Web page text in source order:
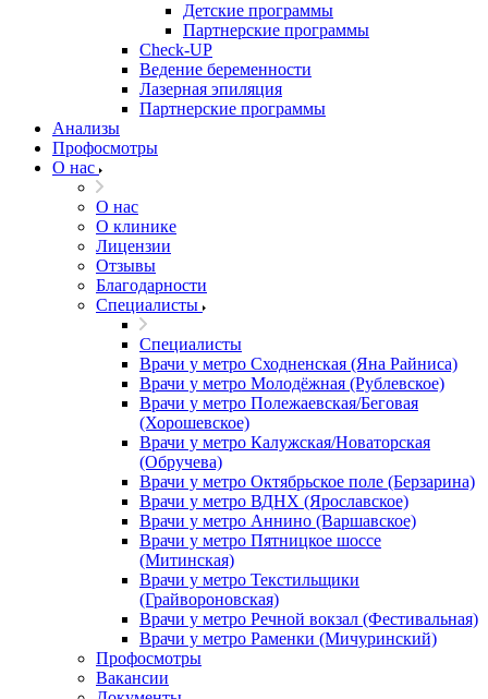
Детские программы
Партнерские программы
Check-UP
Ведение беременности
Лазерная эпиляция
Партнерские программы
Анализы
Профосмотры
О нас
О нас
О клинике
Лицензии
Отзывы
Благодарности
Специалисты
Специалисты
Врачи у метро Сходненская (Яна Райниса)
Врачи у метро Молодёжная (Рублевское)
Врачи у метро Полежаевская/Беговая
(Хорошевское)
Врачи у метро Калужская/Новаторская
(Обручева)
Врачи у метро Октябрьское поле (Берзарина)
Врачи у метро ВДНХ (Ярославское)
Врачи у метро Аннино (Варшавское)
Врачи у метро Пятницкое шоссе
(Митинская)
Врачи у метро Текстильщики
(Грайвороновская)
Врачи у метро Речной вокзал (Фестивальная)
Врачи у метро Раменки (Мичуринский)
Профосмотры
Вакансии